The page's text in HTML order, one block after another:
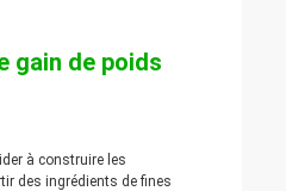
gain de poids
à construire les
des ingrédients de fines